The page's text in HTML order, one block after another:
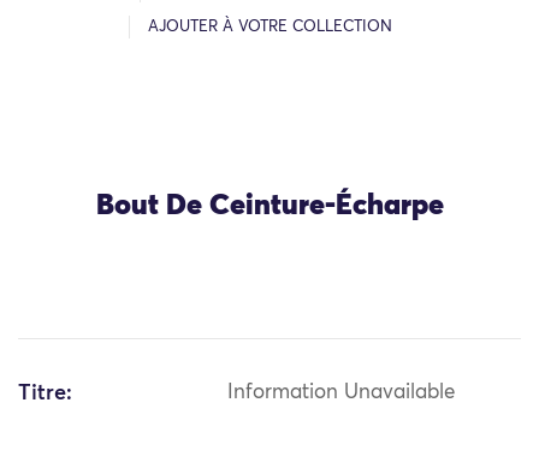
AJOUTER À VOTRE COLLECTION
Bout De Ceinture-Écharpe
Titre: Information Unavailable